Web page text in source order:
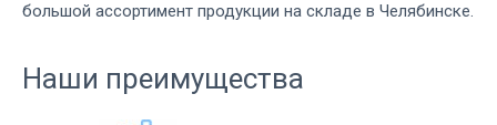
большой ассортимент продукции на складе в Челябинске.
Наши преимущества